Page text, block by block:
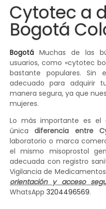
Cytotec a
Bogotá
Bogotá Muchas de las
usuarios, como «cytotec
bastante populares. Sin
adecuado para adquirir
manera segura, ya que
mujeres.
Lo más importante es el
únicadiferencia entre
laboratorio o marca
el mismo misoprostol
adecuada con registro
Vigilancia de
orientación y acceso
WhatsApp 3204496569.